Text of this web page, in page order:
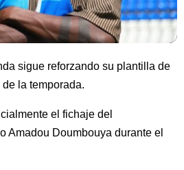
sigue reforzando su plantilla de
la temporada.
el fichaje del
Amadou Doumbouya durante el